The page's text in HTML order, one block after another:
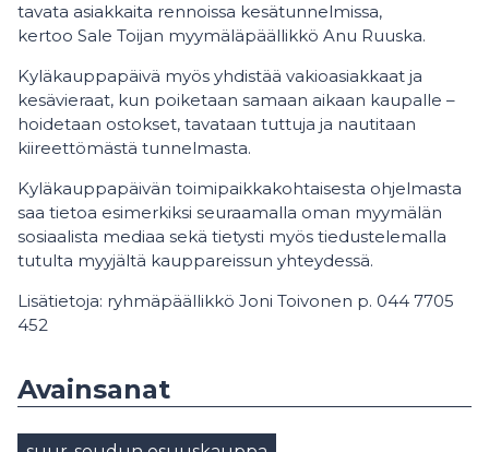
tavata asiakkaita rennoissa kesätunnelmissa,
kertoo Sale Toijan myymäläpäällikkö Anu Ruuska.
Kyläkauppapäivä myös yhdistää vakioasiakkaat ja
kesävieraat, kun poiketaan samaan aikaan kaupalle –
hoidetaan ostokset, tavataan tuttuja ja nautitaan
kiireettömästä tunnelmasta.
Kyläkauppapäivän toimipaikkakohtaisesta ohjelmasta
saa tietoa esimerkiksi seuraamalla oman myymälän
sosiaalista mediaa sekä tietysti myös tiedustelemalla
tutulta myyjältä kauppareissun yhteydessä.
Lisätietoja: ryhmäpäällikkö Joni Toivonen p. 044 7705
452
Avainsanat